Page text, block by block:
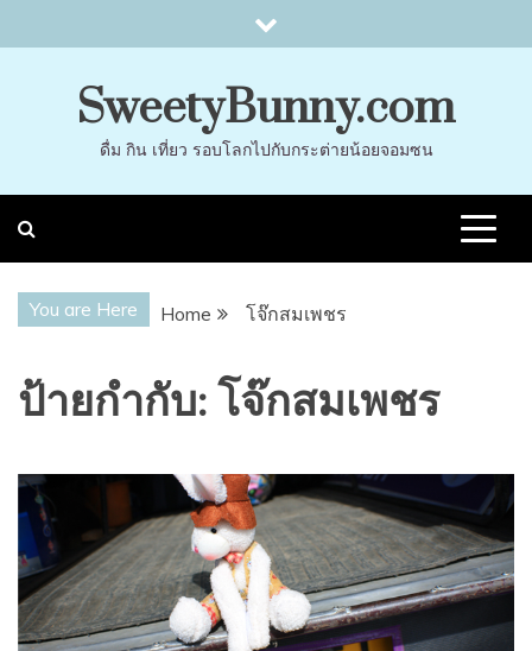
to
SweetyBunny.com
ดื่ม กิน เที่ยว รอบโลกไปกับกระต่ายน้อยจอมซน
You are Here Home โจ๊กสมเพชร
ป้ายกำกับ:โจ๊กสมเพชร